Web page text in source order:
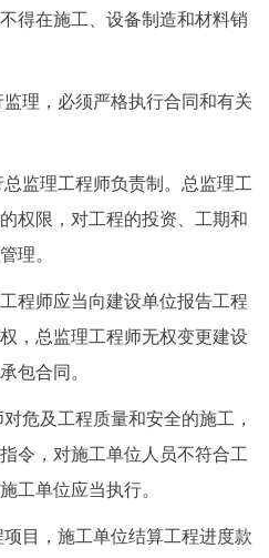
在施工、设备制造和材料销
理，必须严格执行合同和有关
理工程师负责制。总监理工
权限，对工程的投资、工期和
理。
师应当向建设单位报告工程
，总监理工程师无权变更建设
包合同。
及工程质量和安全的施工，
令，对施工单位人员不符合工
工单位应当执行。
目，施工单位结算工程进度款